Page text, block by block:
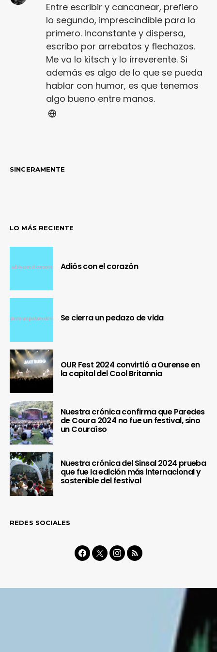
Entre escribir y cancanear, prefiero
lo segundo, imprescindible para lo
primero. Inconstante y dispersa,
escribo por arrebatos y flechazos.
Me va lo kitsch y lo irreverente. Si
además es algo de lo que se pueda
hablar con humor, es que tenemos
algo bueno entre manos.
SINCERAMENTE
LO MÁS RECIENTE
Adiós con el corazón
Se cierra un pedazo de vida
OUR Fest 2024 convirtió a Ourense en
la capital del Cool Britannia
Nuestra crónica confirma que Paredes
de Coura 2024 no fue un festival, sino
un Couraíso
Nuestra crónica del Sinsal 2024 prueba
que fue la edición más internacional y
sostenible del festival
REDES SOCIALES